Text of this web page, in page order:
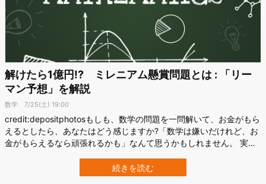
解けたら1億円!? ミレニアム懸賞問題とは : 「リー
マン予想」を解説
数学 7/25(土) 19:00
credit:depositphotosもしも、数学の問題を一問解いて、お金がもら
えるとしたら、あなたはどう感じますか?「数学は嫌いだけれど、お
金がもらえるなら頑張れるかも」なんて思うかもしれません。 実
かも、その額は 100 万ドルで、日本円に換算すると 1億円以上。 そ
んな夢のような問題は「ミレニアム懸賞問題」という…
続きを読む